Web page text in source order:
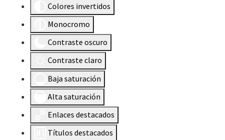
Colores invertidos
Monocromo
Contraste oscuro
Contraste claro
Baja saturación
Alta saturación
Enlaces destacados
Títulos destacados